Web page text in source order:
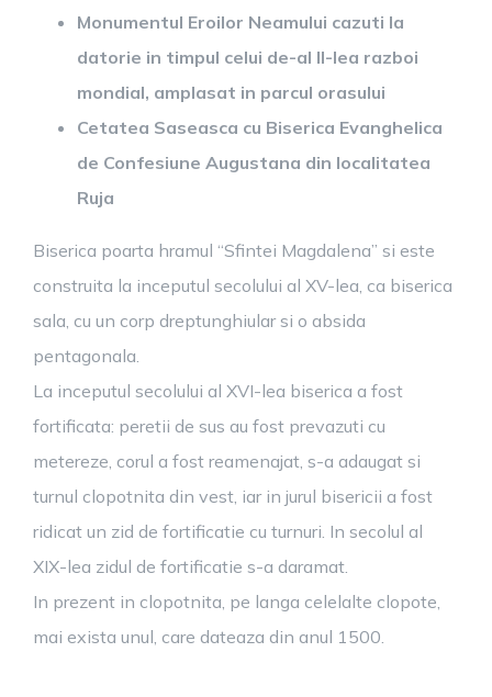
Monumentul Eroilor Neamului cazuti la
datorie in timpul celui de-al II-lea razboi
mondial, amplasat in parcul orasului
Cetatea Saseasca cu Biserica Evanghelica
de Confesiune Augustana din localitatea
Ruja
Biserica poarta hramul “Sfintei Magdalena” si este
construita la inceputul secolului al XV-lea, ca biserica
sala, cu un corp dreptunghiular si o absida
pentagonala.
La inceputul secolului al XVI-lea biserica a fost
fortificata: peretii de sus au fost prevazuti cu
metereze, corul a fost reamenajat, s-a adaugat si
turnul clopotnita din vest, iar in jurul bisericii a fost
ridicat un zid de fortificatie cu turnuri. In secolul al
XIX-lea zidul de fortificatie s-a daramat.
In prezent in clopotnita, pe langa celelalte clopote,
mai exista unul, care dateaza din anul 1500.